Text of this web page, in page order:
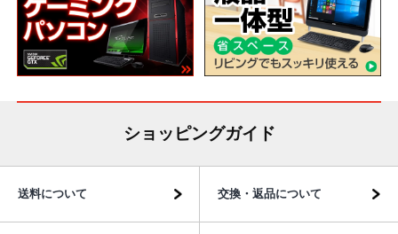
ショッピングガイド
送料について 交換・返品について